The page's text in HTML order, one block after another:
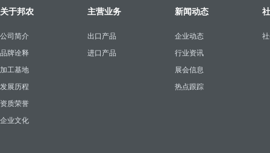
关于邦农
公司简介
品牌诠释
加工基地
发展历程
资质荣誉
企业文化
主营业务
出口产品
进口产品
新闻动态
企业动态
行业资讯
展会信息
热点跟踪